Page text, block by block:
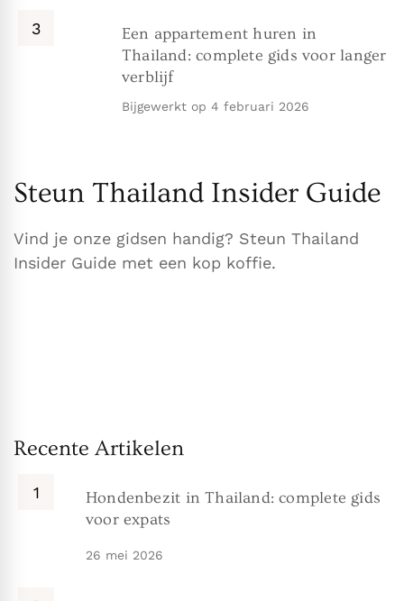
Een appartement huren in
Thailand: complete gids voor langer
verblijf
Bijgewerkt op 4 februari 2026
Steun Thailand Insider Guide
Vind je onze gidsen handig? Steun Thailand
Insider Guide met een kop koffie.
Recente Artikelen
Hondenbezit in Thailand: complete gids
voor expats
26 mei 2026